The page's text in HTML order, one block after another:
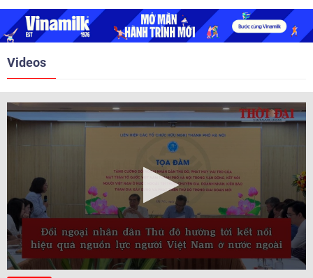
nghị Cấp cao vào các năm 2005,
2010, 2016, 2018, 2021.
Videos